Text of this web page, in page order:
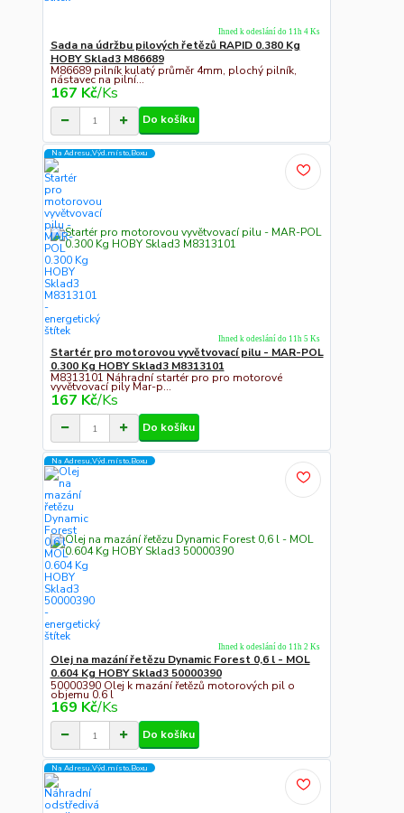
Sada na údržbu pilových řetězů RAPID 0.380 Kg
HOBY Sklad3 M86689
M86689 pilník kulatý průměr 4mm, plochý pilník,
nástavec na pilní...
167 Kč/Ks
Ihned k odeslání do 11h 4 Ks
Do košíku
Na Adresu,Výd.místo,Boxu
Startér pro motorovou vyvětvovací pilu - MAR-POL
0.300 Kg HOBY Sklad3 M8313101
M8313101 Náhradní startér pro pro motorové
vyvětvovací pily Mar-p...
167 Kč/Ks
Ihned k odeslání do 11h 5 Ks
Do košíku
Na Adresu,Výd.místo,Boxu
Olej na mazání řetězu Dynamic Forest 0,6 l - MOL
0.604 Kg HOBY Sklad3 50000390
50000390 Olej k mazání řetězů motorových pil o
objemu 0.6 l
169 Kč/Ks
Ihned k odeslání do 11h 2 Ks
Do košíku
Na Adresu,Výd.místo,Boxu